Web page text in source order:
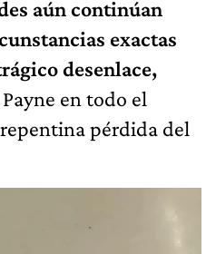
aún continúan
exactas
desenlace,
en todo el
pérdida del